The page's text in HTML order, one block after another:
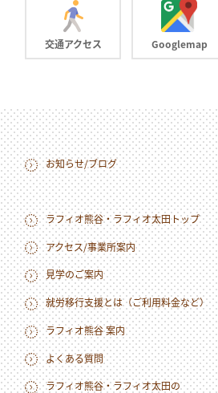
交通アクセス Googlemap
ラフィオ熊谷・ラフィオ太田トップ
就労移行支援とは（ご利用料金など）
ラフィオ熊谷・ラフィオ太田の
アクセス/事業所案内
ラフィオ熊谷 案内
見学のご案内
よくある質問
お知らせ/ブログ